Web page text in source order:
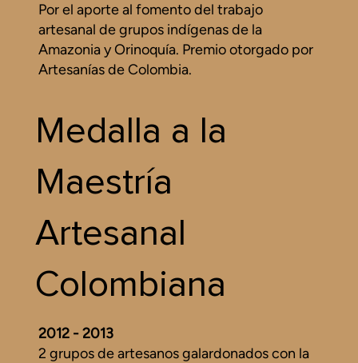
Por el aporte al fomento del trabajo
artesanal de grupos indígenas de la
Amazonia y Orinoquía. Premio otorgado por
Artesanías de Colombia.
Medalla a la
Maestría
Artesanal
Colombiana
2012 - 2013
2 grupos de artesanos galardonados con la